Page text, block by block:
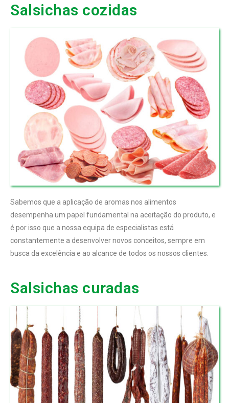
Salsichas cozidas
Sabemos que a aplicação de aromas nos alimentos
desempenha um papel fundamental na aceitação do produto, e
é por isso que a nossa equipa de especialistas está
constantemente a desenvolver novos conceitos, sempre em
busca da excelência e ao alcance de todos os nossos clientes.
Salsichas curadas